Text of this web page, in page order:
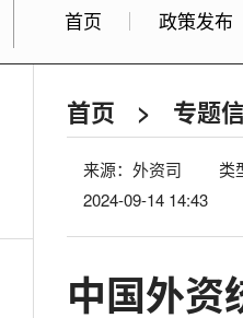
首页 政策发布
首页 > 专题
来源：外资司 类
2024-09-14 14:43
中国外资